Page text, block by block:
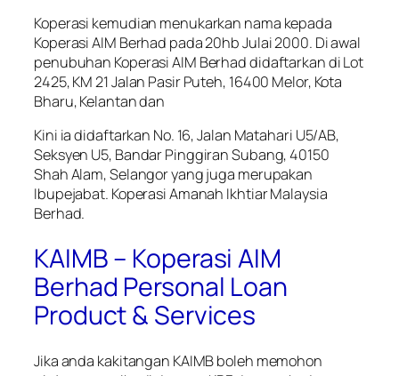
Koperasi kemudian menukarkan nama kepada
Koperasi AIM Berhad pada 20hb Julai 2000. Di awal
penubuhan Koperasi AIM Berhad didaftarkan di Lot
2425, KM 21 Jalan Pasir Puteh, 16400 Melor, Kota
Bharu, Kelantan dan
Kini ia didaftarkan No. 16, Jalan Matahari U5/AB,
Seksyen U5, Bandar Pinggiran Subang, 40150
Shah Alam, Selangor yang juga merupakan
Ibupejabat. Koperasi Amanah Ikhtiar Malaysia
Berhad.
KAIMB – Koperasi AIM
Berhad Personal Loan
Product & Services
Jika anda kakitangan KAIMB boleh memohon